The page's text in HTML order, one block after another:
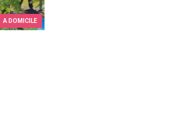
A DOMICILE